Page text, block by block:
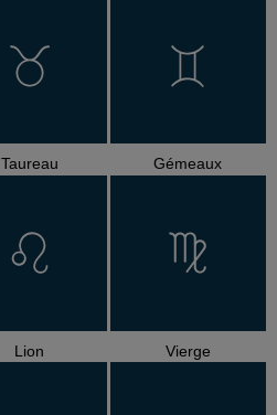
Taureau Gémeaux
Lion Vierge